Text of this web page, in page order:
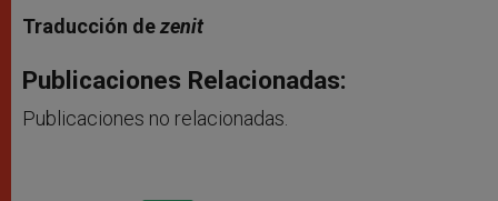
Traducción dezenit
Publicaciones Relacionadas:
Publicaciones no relacionadas.